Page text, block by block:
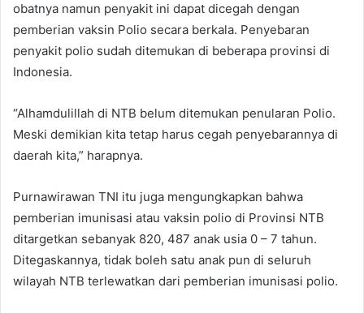
obatnya namun penyakit ini dapat dicegah dengan
pemberian vaksin Polio secara berkala. Penyebaran
penyakit polio sudah ditemukan di beberapa provinsi di
Indonesia.
“Alhamdulillah di NTB belum ditemukan penularan Polio.
Meski demikian kita tetap harus cegah penyebarannya di
daerah kita,” harapnya.
Purnawirawan TNI itu juga mengungkapkan bahwa
pemberian imunisasi atau vaksin polio di Provinsi NTB
ditargetkan sebanyak 820, 487 anak usia 0 – 7 tahun.
Ditegaskannya, tidak boleh satu anak pun di seluruh
wilayah NTB terlewatkan dari pemberian imunisasi polio.